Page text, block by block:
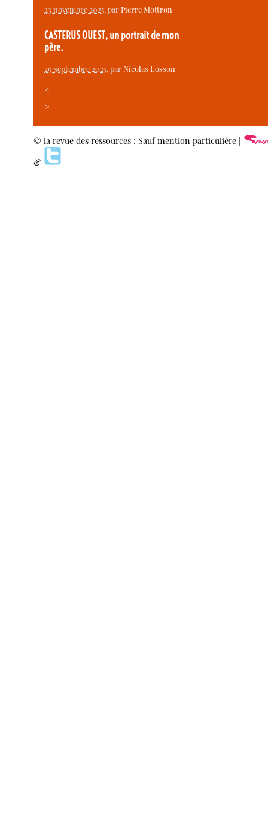
23 novembre 2025, parPierre Mottron
CASTERUS OUEST, un portrait de mon
père.
29 septembre 2025, parNicolas Losson
<
>
© la revue des ressources : Sauf mention particulière |
&